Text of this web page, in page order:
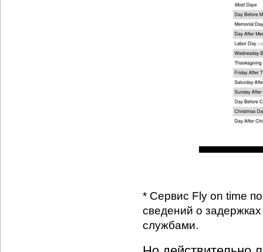
* Сервис Fly on time
сведений о
службами.